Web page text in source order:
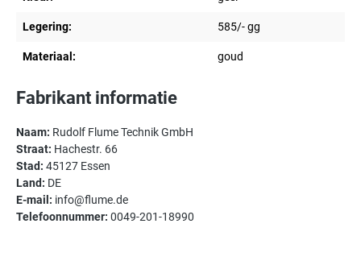
Legering: 585/- gg
Materiaal: goud
Fabrikant informatie
Naam: Rudolf Flume Technik GmbH
Straat: Hachestr. 66
Stad: 45127 Essen
Land: DE
E-mail: info@flume.de
Telefoonnummer: 0049-201-18990